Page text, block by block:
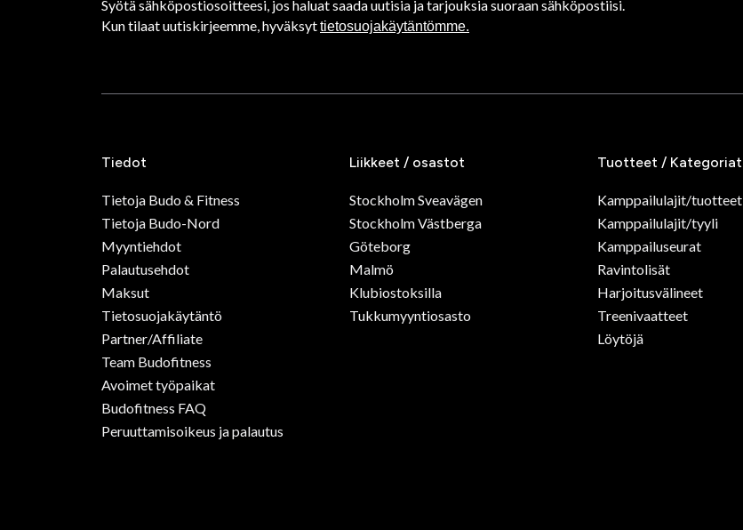
Syötä sähköpostiosoitteesi, jos haluat saada uutisia ja tarjouksia suoraan sähköpostiisi.
Kun tilaat uutiskirjeemme, hyväksyttietosuojakäytäntömme.
Tiedot
Tietoja Budo & Fitness
Tietoja Budo-Nord
Myyntiehdot
Palautusehdot
Maksut
Tietosuojakäytäntö
Partner/Affiliate
Team Budofitness
Avoimet työpaikat
Budofitness FAQ
Peruuttamisoikeus ja palautus
Liikkeet / osastot
Stockholm Sveavägen
Stockholm Västberga
Göteborg
Malmö
Klubiostoksilla
Tukkumyyntiosasto
Tuotteet / Kategoriat
Kamppailulajit/tuotteet
Kamppailulajit/tyyli
Kamppailuseurat
Ravintolisät
Harjoitusvälineet
Treenivaatteet
Löytöjä